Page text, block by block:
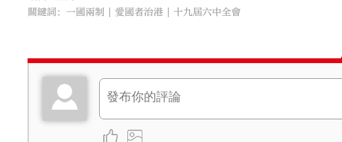
關鍵詞： 一國兩制 愛國者治港 十九屆六中全會